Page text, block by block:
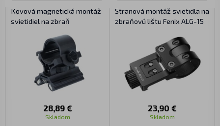
Kovová magnetická montáž
svietidiel na zbraň
28,89 €
Skladom
Stranová montáž svietidla na
zbraňovú lištu Fenix ALG-15
23,90 €
Skladom